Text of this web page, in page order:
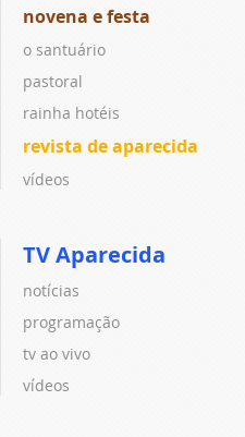
novena e festa
o santuário
pastoral
rainha hotéis
revista de aparecida
vídeos
TV Aparecida
notícias
programação
tv ao vivo
vídeos